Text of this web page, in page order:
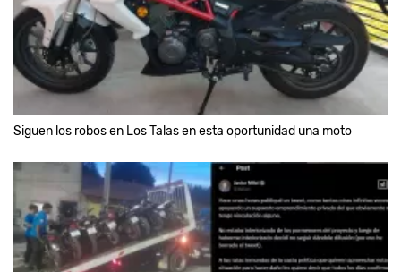
Siguen los robos en Los Talas en esta oportunidad una moto